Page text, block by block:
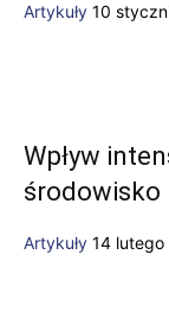
Artykuły 10
Wpływ
środowisko
Artykuły 14 lutego